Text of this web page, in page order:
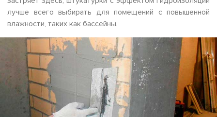
лучше всего выбирать для помещений с повышенной
влажности, таких как бассейны.